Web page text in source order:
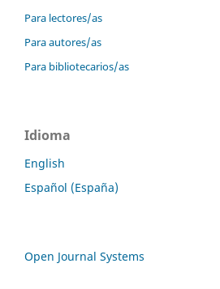
Para lectores/as
Para autores/as
Para bibliotecarios/as
Idioma
English
Español (España)
Open Journal Systems